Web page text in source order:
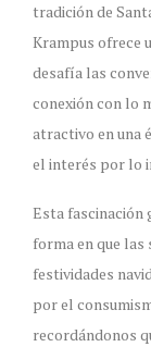
tradición de
Krampus ofrece
desafía las
conexión con lo
atractivo en una
el interés por lo
Esta fascinación
forma en que las
festividades
por el
recordándonos